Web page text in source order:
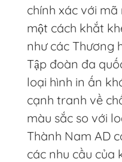
chính xác với
một cách khắt
như các Thương
Tập đoàn đa
loại hình in ấn
cạnh tranh về
màu sắc so với
Thành Nam AD
các nhu cầu của